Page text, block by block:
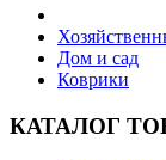
Дом и сад
Коврики
КАТАЛОГ